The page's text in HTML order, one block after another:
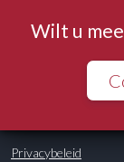
Wilt u
Privacybeleid